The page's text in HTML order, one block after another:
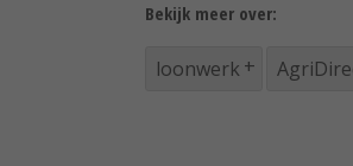
Bekijk meer over:
loonwerk